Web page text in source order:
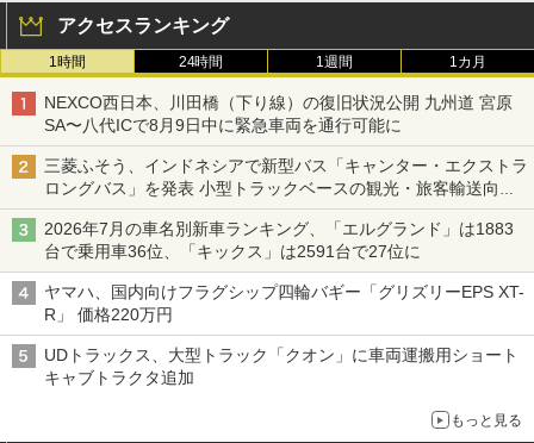
アクセスランキング
1時間 24時間 1週間 1カ月
NEXCO西日本、川田橋（下り線）の復旧状況公開 九州道 宮原
SA〜八代ICで8月9日中に緊急車両を通行可能に
三菱ふそう、インドネシアで新型バス「キャンター・エクストラ
ロングバス」を発表 小型トラックベースの観光・旅客輸送向け
バス
2026年7月の車名別新車ランキング、「エルグランド」は1883
台で乗用車36位、「キックス」は2591台で27位に
ヤマハ、国内向けフラグシップ四輪バギー「グリズリーEPS XT-
R」 価格220万円
UDトラックス、大型トラック「クオン」に車両運搬用ショート
キャブトラクタ追加
もっと見る